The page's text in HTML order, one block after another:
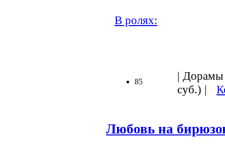
В ролях:
85
| Дорамы
суб.) |
Любовь на